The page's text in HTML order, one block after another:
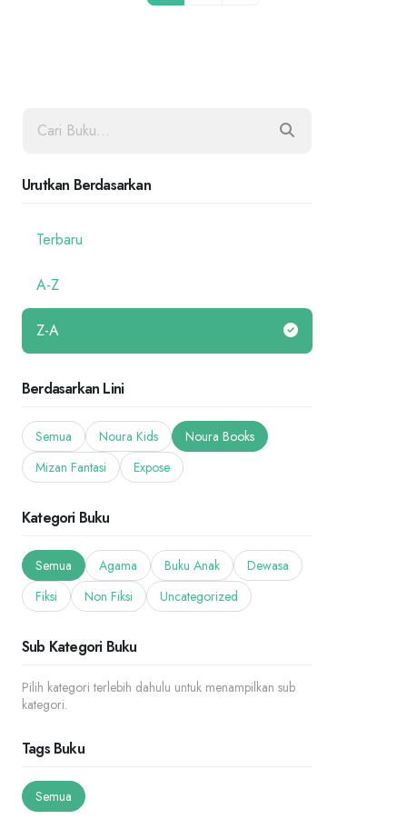
Urutkan Berdasarkan
Terbaru
A-Z
Z-A
Berdasarkan Lini
Semua Noura Kids
Noura Books
Mizan Fantasi
Expose
Kategori Buku
Semua Agama Buku Anak
Dewasa
Fiksi
Non Fiksi Uncategorized
Sub Kategori Buku
Pilih kategori terlebih dahulu untuk menampilkan sub
kategori.
Tags Buku
Semua